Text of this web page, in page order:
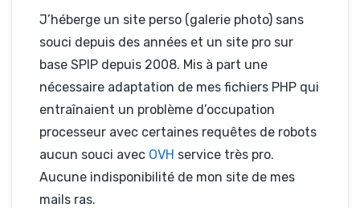
antoine.fr
J’héberge un site perso (galerie photo) sans
souci depuis des années et un site pro sur
base SPIP depuis 2008. Mis à part une
nécessaire adaptation de mes fichiers PHP qui
entraînaient un problème d’occupation
processeur avec certaines requêtes de robots
aucun souci avec OVH service très pro.
Aucune indisponibilité de mon site de mes
mails ras.